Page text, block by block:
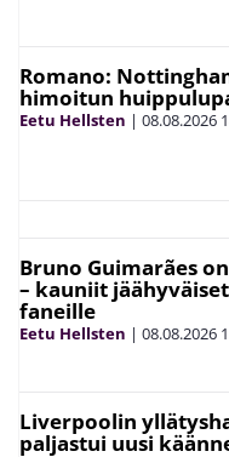
Romano:
himoitun
Eetu Hellsten | 08.08.2026
Bruno Guimarães
– kauniit
faneille
Eetu Hellsten | 08.08.2026
Liverpoolin
paljastui uusi